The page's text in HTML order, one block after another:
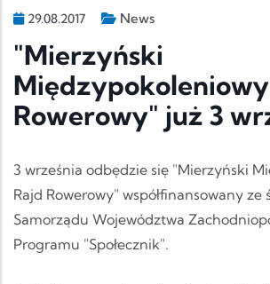
29.08.2017 News
"Mierzyński
Rowerowy" już 3
3 września odbędzie się "Mierzyński
Rajd Rowerowy" współfinansowany ze
Samorządu Województwa
Programu "Społecznik".